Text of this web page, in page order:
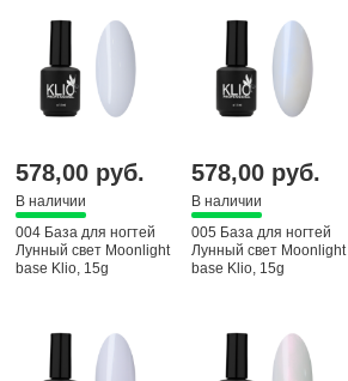
578,00 руб.
В наличии
004 База для ногтей
Лунный свет Moonlight
base Klio, 15g
578,00 руб.
В наличии
005 База для ногтей
Лунный свет Moonlight
base Klio, 15g